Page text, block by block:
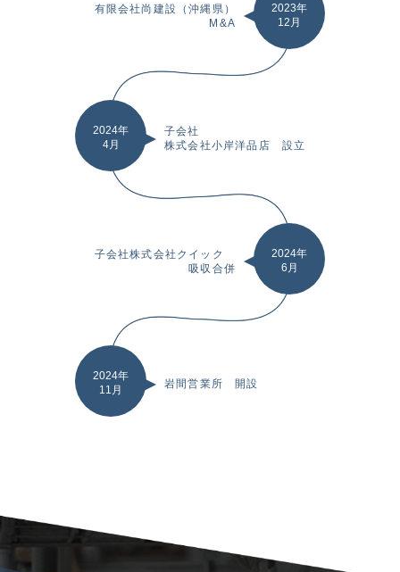
2023年
12月
有限会社尚建設（沖縄県）
M&A
2024年
4月
子会社
株式会社小岸洋品店 設立
2024年
6月
子会社株式会社クイック
吸収合併
2024年
11月
岩間営業所 開設